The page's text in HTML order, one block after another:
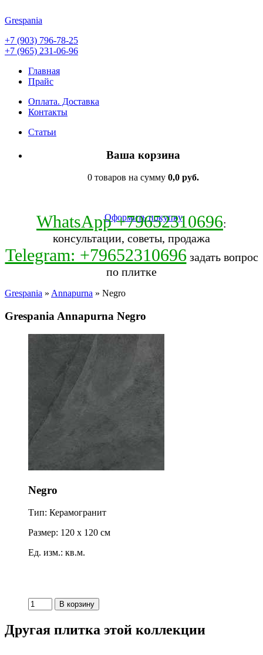
Grespania
+7 (903) 796-78-25
+7 (965) 231-06-96
Главная
Прайс
Оплата. Доставка
Контакты
Статьи
Ваша корзина
0 товаров на сумму 0,0 руб.
Оформить покупку
WhatsApp +79652310696:
консультации, советы, продажа
Telegram: +79652310696 задать вопрос
по плитке
Grespania » Annapurna » Negro
Grespania Annapurna Negro
Negro
Тип: Керамогранит
Размер: 120 x 120 см
Ед. изм.: кв.м.
Другая плитка этой коллекции